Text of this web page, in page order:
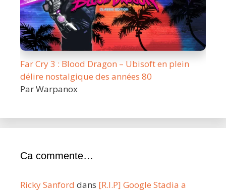
Far Cry 3 : Blood Dragon – Ubisoft en plein
délire nostalgique des années 80
Par Warpanox
Ca commente…
Ricky Sanford dans [R.I.P] Google Stadia a